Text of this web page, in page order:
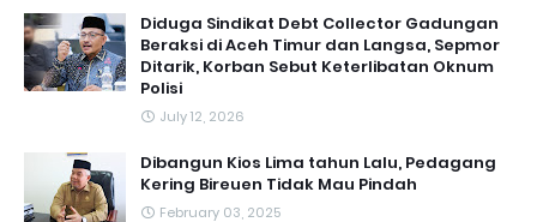
Diduga Sindikat Debt Collector Gadungan
Beraksi di Aceh Timur dan Langsa, Sepmor
Ditarik, Korban Sebut Keterlibatan Oknum
Polisi
July 12, 2026
Dibangun Kios Lima tahun Lalu, Pedagang
Kering Bireuen Tidak Mau Pindah
February 03, 2025